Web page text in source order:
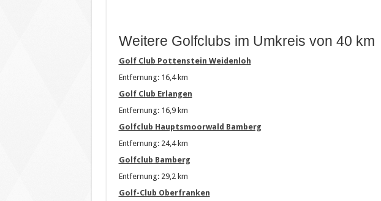
Weitere Golfclubs im Umkreis von 40 km
Golf Club Pottenstein Weidenloh
Entfernung: 16,4 km
Golf Club Erlangen
Entfernung: 16,9 km
Golfclub Hauptsmoorwald Bamberg
Entfernung: 24,4 km
Golfclub Bamberg
Entfernung: 29,2 km
Golf-Club Oberfranken